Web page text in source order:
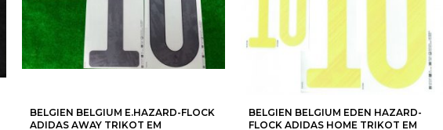
BELGIEN BELGIUM E.HAZARD-FLOCK
ADIDAS AWAY TRIKOT EM
BELGIEN BELGIUM EDEN HAZARD-
FLOCK ADIDAS HOME TRIKOT EM